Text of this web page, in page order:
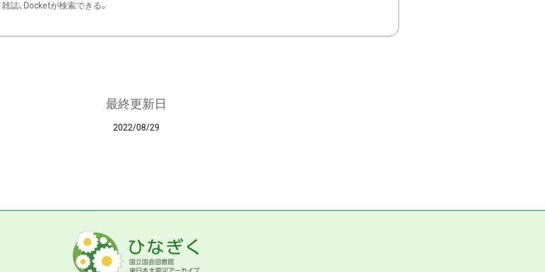
雑誌、Docketが検索できる。
最終更新日
2022/08/29